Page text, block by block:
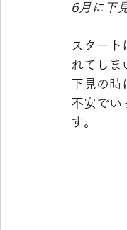
6月に下
スター
れてしま
下見の
不安でい
す。